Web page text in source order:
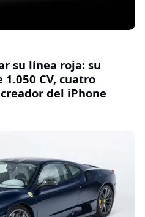
su línea roja: su
CV, cuatro
del iPhone